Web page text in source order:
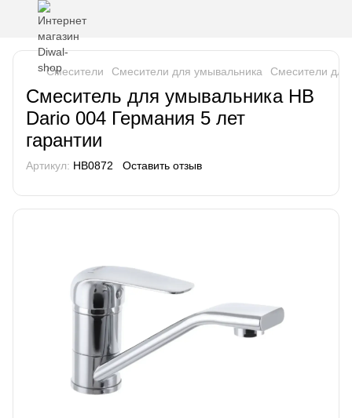
Смесители Смесители для умывальника Смесители
Смеситель для умывальника HB
Dario 004 Германия 5 лет
гарантии
Артикул: HB0872 Оставить отзыв